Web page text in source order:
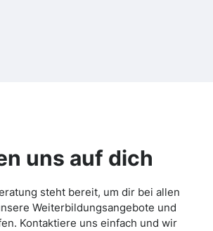
uns auf dich
steht bereit, um dir bei allen
Weiterbildungsangebote und
Kontaktiere uns einfach und wir